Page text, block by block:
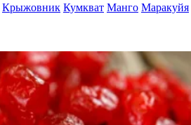
Крыжовник Кумкват Манго Маракуйя